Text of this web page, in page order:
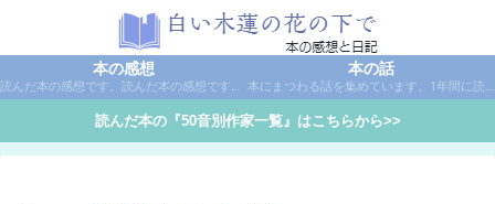
本の感想
読んだ本の感想です。読んだ本の感想です。本は作家名で50音別に分類しています。
本の話
本にまつわる話を集めています。1年間に読んだ本の総括や、本に関する話題など。
読んだ本の『50音別作家一覧』はこちらから>>